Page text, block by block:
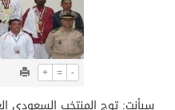
ثلة من الضابطات في
+ = -
سبأنت: توج المنتخب السعودي